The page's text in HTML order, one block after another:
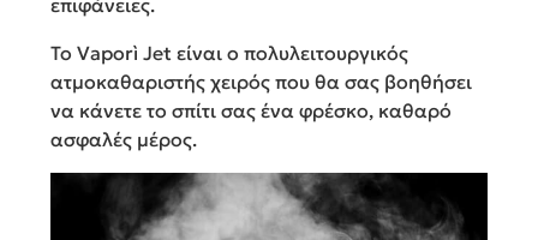
επιφάνειες.
Το Vaporì Jet είναι ο πολυλειτουργικός
ατμοκαθαριστής χειρός που θα σας βοηθήσει
να κάνετε το σπίτι σας ένα φρέσκο, καθαρό
ασφαλές μέρος.